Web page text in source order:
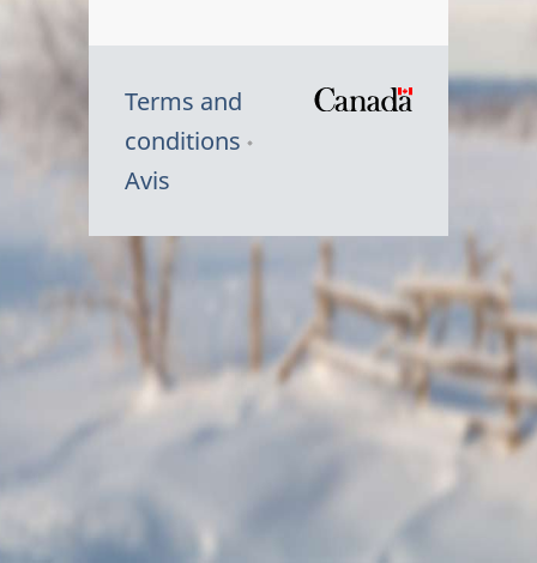
Terms and
conditions
Avis
Symbole
Canada